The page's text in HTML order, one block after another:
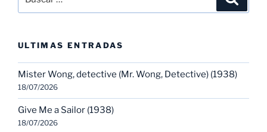
por:
ULTIMAS ENTRADAS
Mister Wong, detective (Mr. Wong, Detective) (1938)
18/07/2026
Give Me a Sailor (1938)
18/07/2026